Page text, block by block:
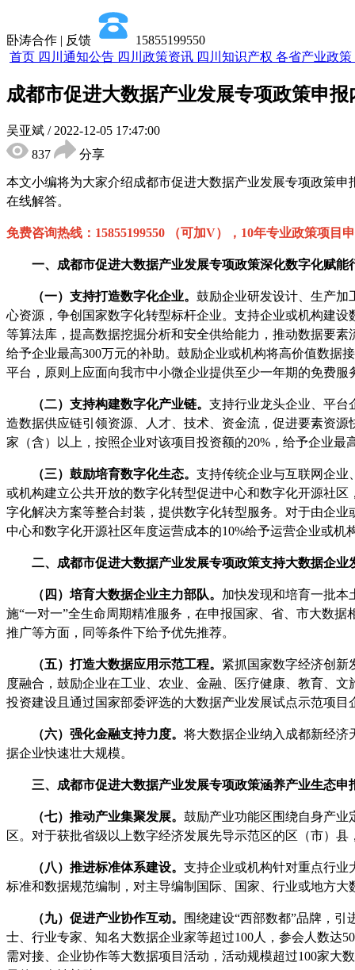
卧涛合作 | 反馈
15855199550
首页 四川通知公告 四川政策资讯 四川知识产权 各省产业政策
成都市促进大数据产业发展专项政策申
吴亚斌 / 2022-12-05 17:47:00
837
分享
本文小编将为大家介绍成都市促进大数据产业发展专项政策申
在线解答。
免费咨询热线： 15855199550 （可加V），10年专业政策项
一、 成都市促进大数据产业发展专项政策深化数字化赋能
（一）支持打造数字化企业。 鼓励企业研发设计、生产加
心资源，争创国家数字化转型标杆企业。支持企业或机构建
等算法库，提高数据挖掘分析和安全供给能力，推动数据要
给予企业最高300万元的补助。鼓励企业或机构将高价值数据
平台，原则上应面向我市中小微企业提供至少一年期的免费服
（二）支持构建数字化产业链。 支持行业龙头企业、平台
造数据供应链引领资源、人才、技术、资金流，促进要素资
家（含）以上，按照企业对该项目投资额的20%，给予企业
（三）鼓励培育数字化生态。 支持传统企业与互联网企业
或机构建立公共开放的数字化转型促进中心和数字化开源社
字化解决方案等整合封装，提供数字化转型服务。对于由企
中心和数字化开源社区年度运营成本的10%给予运营企业或机
二、 成都市促进大数据产业发展专项政策支持大数据企业
（四）培育大数据企业主力部队。 加快发现和培育一批本
施“一对一”全生命周期精准服务，在申报国家、省、市大数
推广等方面，同等条件下给予优先推荐。
（五）打造大数据应用示范工程。 紧抓国家数字经济创新
度融合，鼓励企业在工业、农业、金融、医疗健康、教育、
投资建设且通过国家部委评选的大数据产业发展试点示范项目
（六）强化金融支持力度。 将大数据企业纳入成都新经济
据企业快速壮大规模。
三、 成都市促进大数据产业发展专项政策涵养产业生态申
（七）推动产业集聚发展。 鼓励产业功能区围绕自身产业
区。对于获批省级以上数字经济发展先导示范区的区（市）
（八）推进标准体系建设。 支持企业或机构针对重点行业
标准和数据规范编制，对主导编制国际、国家、行业或地方大
（九）促进产业协作互动。 围绕建设“西部数都”品牌，引
士、行业专家、知名大数据企业家等超过100人，参会人数达
需对接、企业协作等大数据项目活动，活动规模超过100家大